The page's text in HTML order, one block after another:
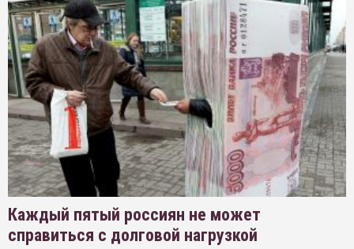
Каждый пятый россиян не может
справиться с долговой нагрузкой